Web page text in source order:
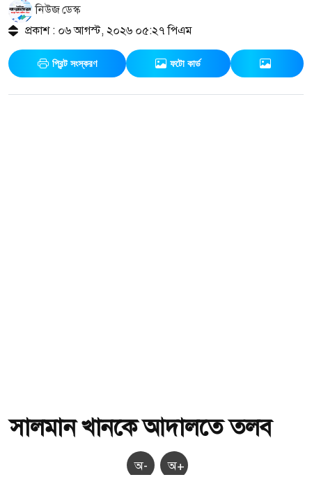
নিউজ ডেস্ক
প্রকাশ : ০৬ আগস্ট, ২০২৬ ০৫:২৭ পিএম
প্রিন্ট সংস্করণ ফটো কার্ড
সালমান খানকে আদালতে তলব
অ- অ+